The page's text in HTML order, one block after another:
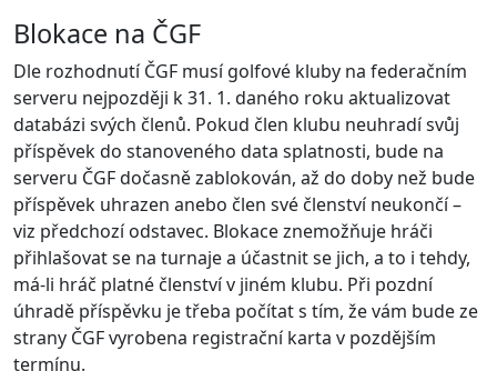
Blokace na ČGF
Dle rozhodnutí ČGF musí golfové kluby na federačním
serveru nejpozději k 31. 1. daného roku aktualizovat
databázi svých členů. Pokud člen klubu neuhradí svůj
příspěvek do stanoveného data splatnosti, bude na
serveru ČGF dočasně zablokován, až do doby než bude
příspěvek uhrazen anebo člen své členství neukončí –
viz předchozí odstavec. Blokace znemožňuje hráči
přihlašovat se na turnaje a účastnit se jich, a to i tehdy,
má-li hráč platné členství v jiném klubu. Při pozdní
úhradě příspěvku je třeba počítat s tím, že vám bude ze
strany ČGF vyrobena registrační karta v pozdějším
termínu.